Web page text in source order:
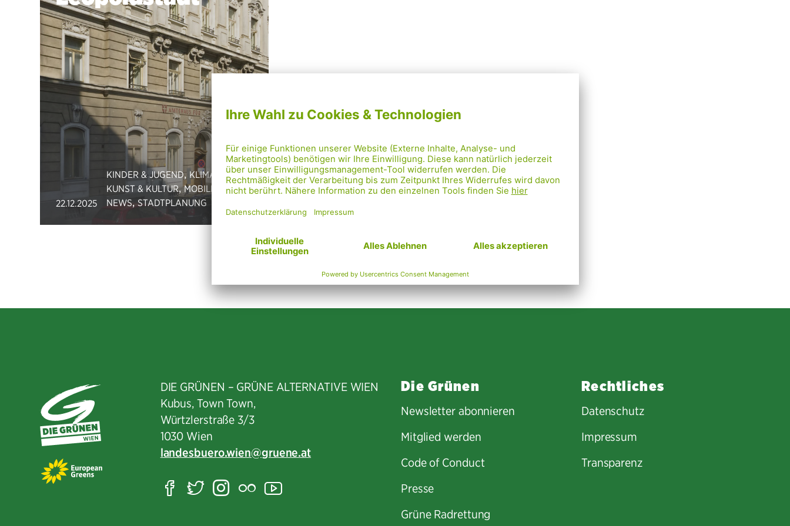
22.12.2025
KINDER & JUGEND, KLIMASCHUTZ,
KUNST & KULTUR,MOBILITÄT,
NEWS,STADTPLANUNG
Mehr laden
DIE GRÜNEN – GRÜNE ALTERNATIVE WIEN
Kubus, Town Town,
Würtzlerstraße 3/3​
1030 Wien
landesbuero.wien
gruene.at
Facebook
TwitterInstagram
FlickrYouTube
Die Grünen
Newsletter abonnieren
Mitglied werden
Code of Conduct
Presse
Grüne Radrettung
Rechtliches
Datenschutz
Impressum
Transparenz